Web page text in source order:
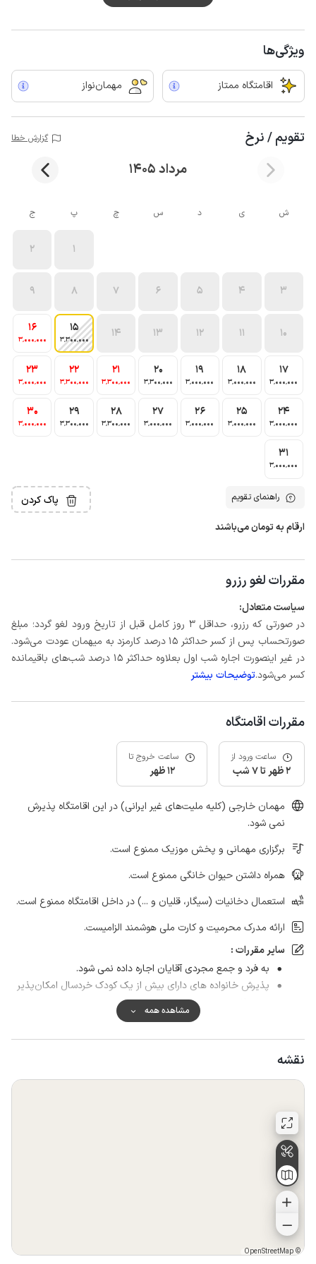
ویژگی‌ها
اقامتگاه ممتاز مهمان‌نواز
تقویم / نرخ گزارش خطا
مرداد 1405
ش ی د س چ پ ج
1
2
3
4
5
6
7
8
9
10
11
12
13
14
15
3٬300٬000
16
3٬000٬000
17
3٬000٬000
18
3٬000٬000
19
3٬000٬000
20
3٬300٬000
21
3٬300٬000
22
3٬300٬000
23
3٬000٬000
24
3٬000٬000
25
3٬000٬000
26
3٬000٬000
27
3٬000٬000
28
3٬300٬000
29
3٬300٬000
30
3٬000٬000
31
3٬000٬000
راهنمای تقویم پاک کردن
ارقام به تومان می‌باشند
مقررات لغو رزرو
سیاست متعادل:
در صورتی که رزرو، حداقل 3 روز کامل قبل از تاریخ ورود لغو گردد؛ مبلغ
صورتحساب پس از کسر حداکثر 15 درصد کارمزد به میهمان عودت می‌شود.
در غیر اینصورت اجاره شب اول بعلاوه حداکثر 15 درصد شب‌های باقیمانده
کسر می‌شود.توضیحات بیشتر
مقررات اقامتگاه
ساعت ورود از
2 ظهر تا 7 شب
ساعت خروج تا
12 ظهر
مهمان خارجی (کلیه ملیت‌های غیر ایرانی) در این اقامتگاه پذیرش
نمی شود.
برگزاری مهمانی و پخش موزیک ممنوع است.
همراه داشتن حیوان خانگی ممنوع است.
استعمال دخانیات (سیگار، قلیان و ...) در داخل اقامتگاه ممنوع است.
ارائه مدرک محرمیت و کارت ملی هوشمند الزامیست.
سایر مقررات :
به فرد و جمع مجردی آقایان اجاره داده نمی شود.
پذیرش خانواده های دارای بیش از یک کودک خردسال امکان‌پذیر
ممنوع می باشد.
مشاهده همه
نقشه
©
OpenStreetMap